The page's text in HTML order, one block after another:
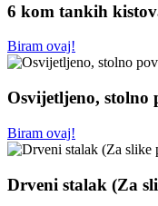
6 kom tankih
Biram ovaj!
Osvijetljeno, stolno
Biram ovaj!
Drveni stalak (Za